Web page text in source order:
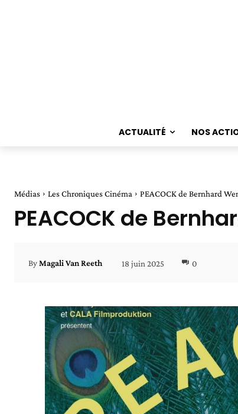
ACTUALITÉ NOS
Médias Les Chroniques Cinéma PEACOCK de Bernhard
PEACOCK de
ByMagali Van Reeth 18 juin 2025 0